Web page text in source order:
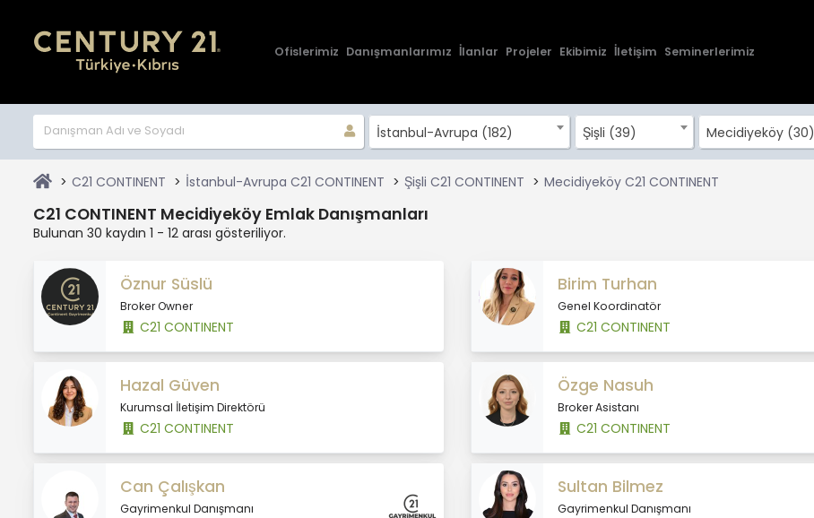
Ofislerimiz Danışmanlarımız İlanlar Projeler Ekibimiz İletişim Seminerlerimiz
İstanbul-Avrupa (182) Şişli (39) Mecidiyeköy (30)
C21 CONTINENT İstanbul-Avrupa C21 CONTINENT Şişli C21 CONTINENT Mecidiyeköy C21 CONTINENT
C21 CONTINENT Mecidiyeköy Emlak Danışmanları
Bulunan 30 kaydın 1 - 12 arası gösteriliyor.
Öznur Süslü
Broker Owner
C21 CONTINENT
Birim Turhan
Genel Koordinatör
C21 CONTINENT
Hazal Güven
Kurumsal İletişim Direktörü
C21 CONTINENT
Özge Nasuh
Broker Asistanı
C21 CONTINENT
Can Çalışkan
Gayrimenkul Danışmanı
Sultan Bilmez
Gayrimenkul Danışmanı